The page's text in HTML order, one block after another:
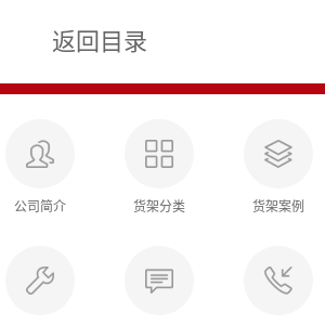
返回目录
公司简介 货架分类 货架案例